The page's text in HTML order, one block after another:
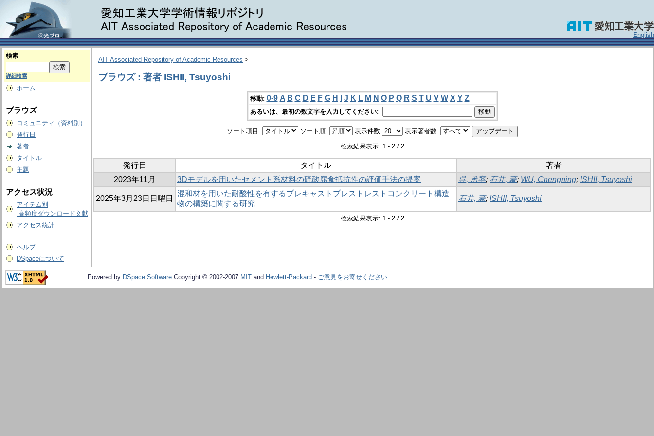
English
検索
詳細検索
ホーム
ブラウズ
コミュニティ（資料別）
発行日
著者
タイトル
主題
アクセス状況
アイテム別
高頻度ダウンロード文献
アクセス統計
ヘルプ
DSpaceについて
AIT Associated Repository of Academic Resources >
ブラウズ : 著者 ISHII, Tsuyoshi
移動: 0-9 A B C D E F G H J K L M N O P Q R S T U V W X Y Z
あるいは、最初の数文字を入力してください:
ソート項目: ソート順: 表示件数 表示著者数:
検索結果表示: 1 - 2 / 2
発行日 タイトル
著者
2023年11月
3Dモデルを用いたセメント系材料の硫酸腐食抵抗性の評価手法の提案 呉, 承寧; 石井, 豪; WU, Chengning; ISHII, Tsuyoshi
2025年3月23日日曜日
混和材を用いた耐酸性を有するプレキャストプレストレストコンクリート構造
物の構築に関する研究
石井, 豪; ISHII, Tsuyoshi
検索結果表示: 1 - 2 / 2
Powered by DSpace Software Copyright © 2002-2007 MIT and Hewlett-Packard - ご意見をお寄せください